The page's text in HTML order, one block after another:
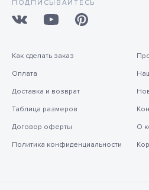
ПОДПИСЫВАЙТЕСЬ
Как сделать заказ
Оплата
Доставка и возврат
Таблица размеров
Договор оферты
Политика конфиденциальности
О